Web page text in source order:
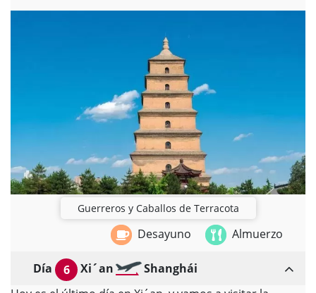
Guerreros y Caballos de Terracota
Desayuno Almuerzo
Día 6 Xi´an
Shanghái